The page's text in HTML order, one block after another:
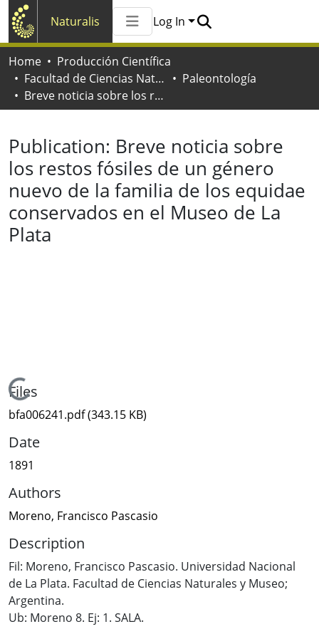
Naturalis
All of Naturalis
Log In
Home
Producción Científica
Facultad de Ciencias Naturales y Museo
Paleontología
Breve noticia sobre los restos fósiles de un género nuevo de la familia de los equidae conservados en el Museo de La Plata
Publication: Breve noticia sobre
los restos fósiles de un género
nuevo de la familia de los equidae
conservados en el Museo de La
Plata
Loading...
Files
bfa006241.pdf(343.15 KB)
Date
1891
Authors
Moreno, Francisco Pascasio
Description
Fil: Moreno, Francisco Pascasio. Universidad Nacional
de La Plata. Facultad de Ciencias Naturales y Museo;
Argentina.
Ub: Moreno 8. Ej: 1. SALA.